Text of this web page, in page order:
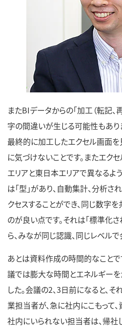
またBIデータからの「加工（転記、
字の間違いが生じる可能性もあり
最終的に加工したエクセル画面
に気づけないことです。またエク
エリアと東日本エリアで異なるよ
は「型」があり、自動集計、分析
クセスすることができ、同じ数字
のが良い点です。それは「標準化さ
ら、みなが同じ認識、同じレベルで
あとは資料作成の時間的なこと
議では膨大な時間とエネルギーを
した。会議の2、3日前になると、
業担当者が、急に社内にこもって、
社内にいられない担当者は、帰社